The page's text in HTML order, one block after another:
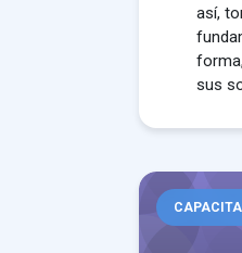
así,
sus
Medidas de